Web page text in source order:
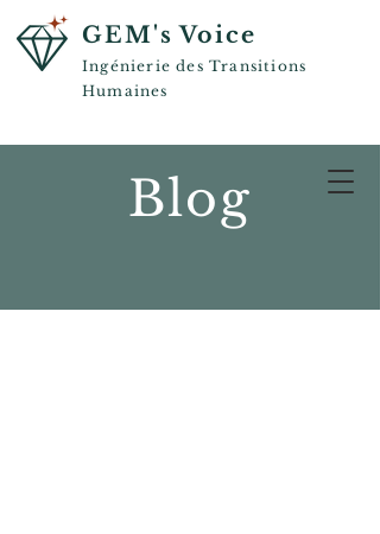
GEM's Voice
Ingénierie des Transitions
Humaines
Blog